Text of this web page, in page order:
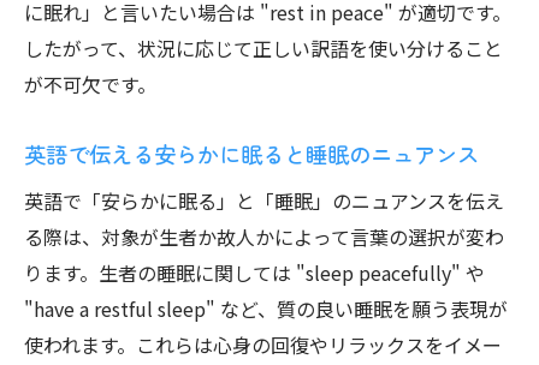
に眠れ」と言いたい場合は "rest in peace" が適切です。
したがって、状況に応じて正しい訳語を使い分けること
が不可欠です。
英語で伝える安らかに眠ると睡眠のニュアンス
英語で「安らかに眠る」と「睡眠」のニュアンスを伝え
る際は、対象が生者か故人かによって言葉の選択が変わ
ります。生者の睡眠に関しては "sleep peacefully" や
"have a restful sleep" など、質の良い睡眠を願う表現が
使われます。これらは心身の回復やリラックスをイメー